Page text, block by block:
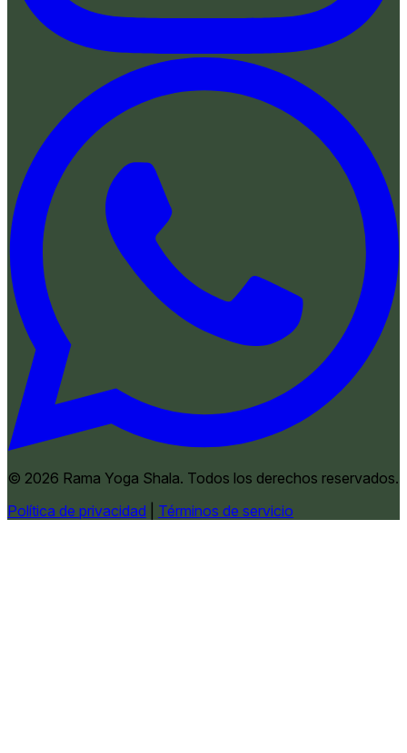
© 2026 Rama Yoga Shala. Todos los derechos reservados.
Política de privacidad
Términos de servicio